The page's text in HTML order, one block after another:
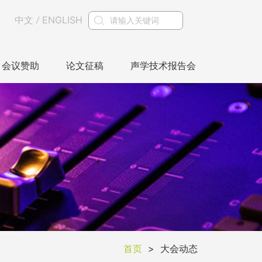
中文 / ENGLISH
会议赞助 论文征稿 声学技术报告会
首页 > 大会动态